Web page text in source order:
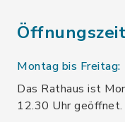
Montag bis Freitag:
Das Rathaus ist
12.30 Uhr geöffnet.